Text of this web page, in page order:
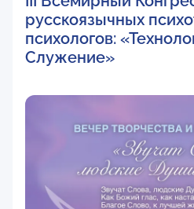
русскоязычных
психологов:
Служение»